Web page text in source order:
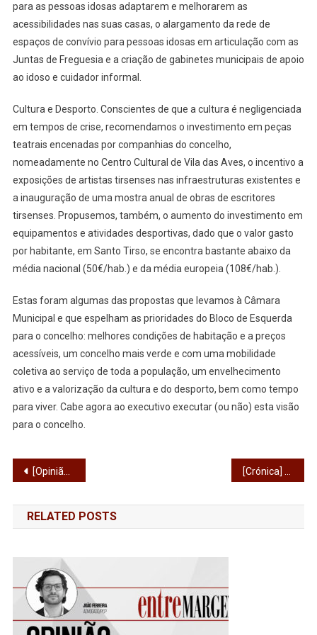
para as pessoas idosas adaptarem e melhorarem as
acessibilidades nas suas casas, o alargamento da rede de
espaços de convívio para pessoas idosas em articulação com as
Juntas de Freguesia e a criação de gabinetes municipais de apoio
ao idoso e cuidador informal.
Cultura e Desporto. Conscientes de que a cultura é negligenciada
em tempos de crise, recomendamos o investimento em peças
teatrais encenadas por companhias do concelho,
nomeadamente no Centro Cultural de Vila das Aves, o incentivo a
exposições de artistas tirsenses nas infraestruturas existentes e
a inauguração de uma mostra anual de obras de escritores
tirsenses. Propusemos, também, o aumento do investimento em
equipamentos e atividades desportivas, dado que o valor gasto
por habitante, em Santo Tirso, se encontra bastante abaixo da
média nacional (50€/hab.) e da média europeia (108€/hab.).
Estas foram algumas das propostas que levamos à Câmara
Municipal e que espelham as prioridades do Bloco de Esquerda
para o concelho: melhores condições de habitação e a preços
acessíveis, um concelho mais verde e com uma mobilidade
coletiva ao serviço de toda a população, um envelhecimento
ativo e a valorização da cultura e do desporto, bem como tempo
para viver. Cabe agora ao executivo executar (ou não) esta visão
para o concelho.
Navegação
de
artigos
[Opinião] A nossa terra está em obras [Crónica] Ferrovias: o quanto Santo Tirso perde com o metrobus Guimarães-Braga
RELATED POSTS